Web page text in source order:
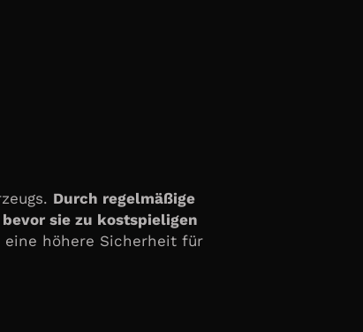
Durch regelmäßige
sie zu kostspieligen
eine höhere Sicherheit für